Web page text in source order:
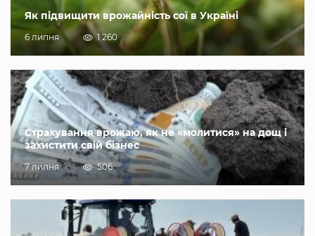
Як підвищити врожайність сої в Україні
6 липня 1 260
Страхування врожаю, як не «молитися» на дощ і
захистити свій бізнес
7 липня 506